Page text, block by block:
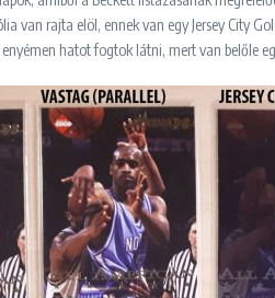
van rajta elöl, ennek van egy Jersey City
hatot fogtok látni, mert van belőle